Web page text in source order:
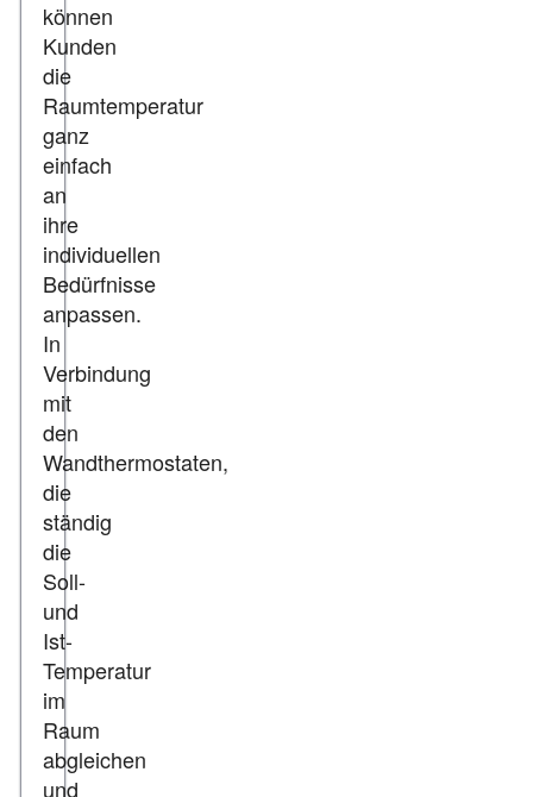
können
Kunden
die
Raumtemperatur
ganz
einfach
an
ihre
individuellen
Bedürfnisse
anpassen.
In
Verbindung
mit
den
Wandthermostaten,
die
ständig
die
Soll-
und
Ist-
Temperatur
im
Raum
abgleichen
und